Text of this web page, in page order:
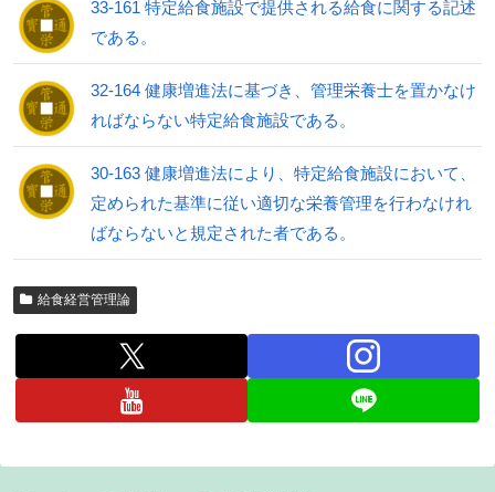
33-161 特定給食施設で提供される給食に関する記述
である。
32-164 健康増進法に基づき、管理栄養士を置かなけ
ればならない特定給食施設である。
30-163 健康増進法により、特定給食施設において、
定められた基準に従い適切な栄養管理を行わなけれ
ばならないと規定された者である。
給食経営管理論